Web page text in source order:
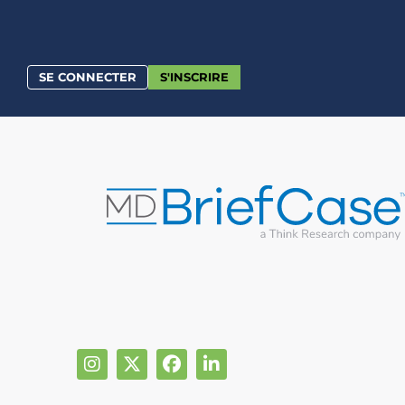
SE CONNECTER S'INSCRIRE